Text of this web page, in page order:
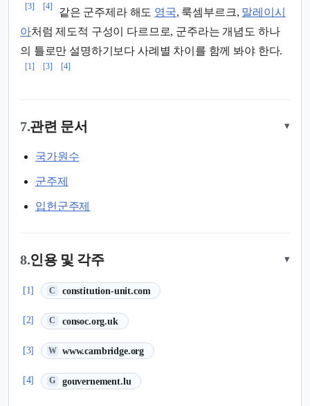
[3] [4]
같은 군주제라 해도 영국, 룩셈부르크, 말레이시
아처럼 제도적 구성이 다르므로, 군주라는 개념도 하나
의 틀로만 설명하기보다 사례별 차이를 함께 봐야 한다.
[1] [3] [4]
7.관련 문서 ▾
국가원수
군주제
입헌군주제
8.인용 및 각주 ▾
[1] C constitution-unit.com
(새 탭에서 열림)
[2] C consoc.org.uk
(새 탭에서 열림)
[3] W www.cambridge.org
(새 탭에서 열림)
[4] G gouvernement.lu
(새 탭에서 열림)